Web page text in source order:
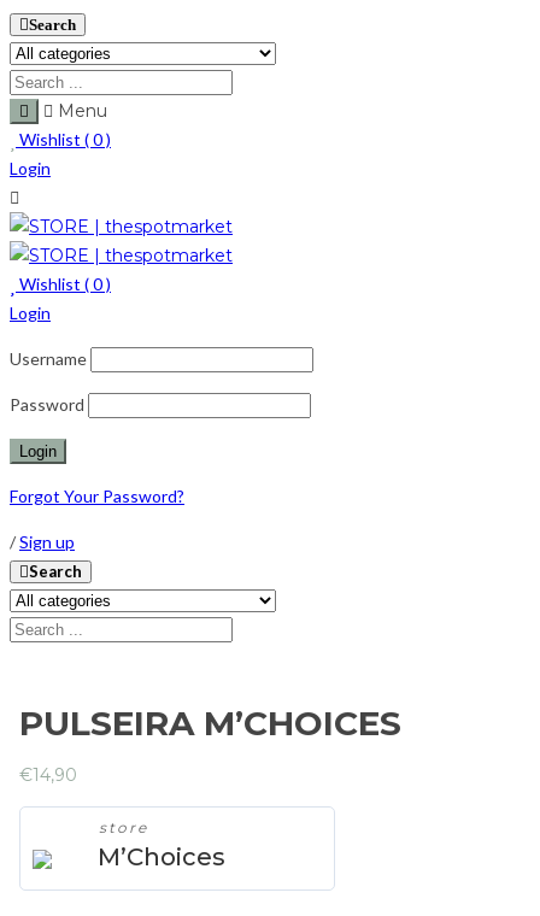
Search
Menu
Wishlist (0)
Login
Wishlist (0)
Login
Username
Password
Forgot Your Password?
/Sign up
Search
PULSEIRA M’CHOICES
€14,90
store
M’Choices